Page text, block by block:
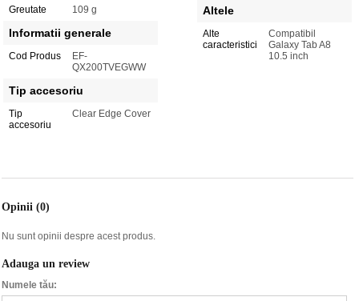
Greutate
109 g
Informatii generale
Cod Produs
EF-
QX200TVEGWW
Tip accesoriu
Tip
accesoriu
Clear Edge Cover
Altele
Alte
caracteristici
Compatibil
Galaxy Tab A8
10.5 inch
Opinii (0)
Nu sunt opinii despre acest produs.
Adauga un review
Numele tău: